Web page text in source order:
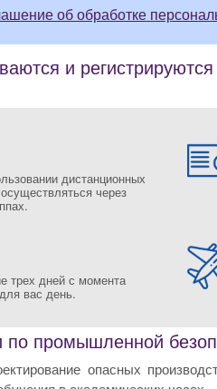
об обработке
и
дистанционных
через
трех дней с момента
вас день.
промышленной
опасных